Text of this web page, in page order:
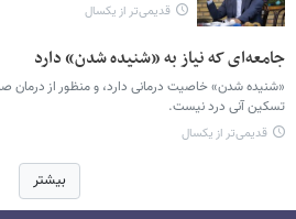
قدیمی‌تر از یکسال
جامعه‌ای که نیاز به «شنیده شدن» دارد
«شنیده شدن» خاصیت درمانی دارد، و منظور از
تسکین آنی درد نیست.
قدیمی‌تر از یکسال
بیشتر